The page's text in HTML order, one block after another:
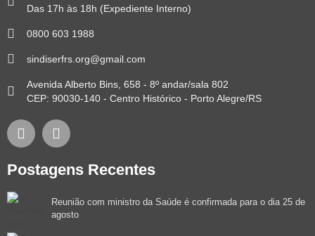
Das 17h às 18h (Expediente Interno)
0800 603 1988
sindiserfrs.org@gmail.com
Avenida Alberto Bins, 658 - 8º andar/sala 802
CEP: 90030-140 - Centro Histórico - Porto Alegre/RS
Postagens Recentes
Reunião com ministro da Saúde é confirmada para o dia 25 de
agosto